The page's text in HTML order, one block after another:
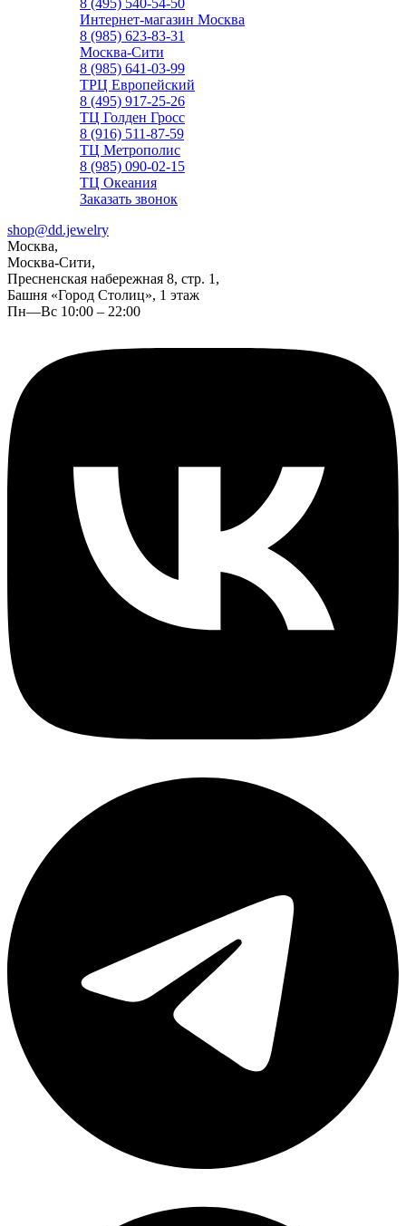
8 (495) 540-54-50
Интернет-магазин Москва
8 (985) 623-83-31
Москва-Сити
8 (985) 641-03-99
ТРЦ Европейский
8 (495) 917-25-26
ТЦ Голден Гросс
8 (916) 511-87-59
ТЦ Метрополис
8 (985) 090-02-15
ТЦ Океания
Заказать звонок
shop@dd.jewelry
Москва,
Москва-Сити,
Пресненская набережная 8, стр. 1,
Башня «Город Столиц», 1 этаж
Пн—Вс 10:00 – 22:00